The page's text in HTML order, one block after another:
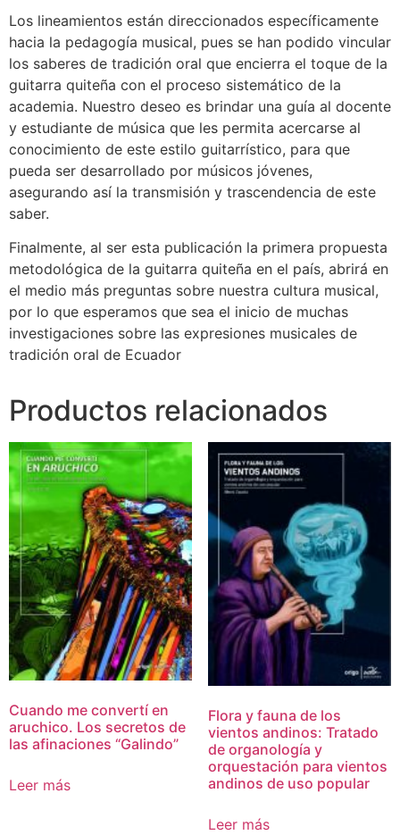
Los lineamientos están direccionados específicamente
hacia la pedagogía musical, pues se han podido vincular
los saberes de tradición oral que encierra el toque de la
guitarra quiteña con el proceso sistemático de la
academia. Nuestro deseo es brindar una guía al docente
y estudiante de música que les permita acercarse al
conocimiento de este estilo guitarrístico, para que
pueda ser desarrollado por músicos jóvenes,
asegurando así la transmisión y trascendencia de este
saber.
Finalmente, al ser esta publicación la primera propuesta
metodológica de la guitarra quiteña en el país, abrirá en
el medio más preguntas sobre nuestra cultura musical,
por lo que esperamos que sea el inicio de muchas
investigaciones sobre las expresiones musicales de
tradición oral de Ecuador
Productos relacionados
Cuando me convertí en
aruchico. Los secretos de
las afinaciones “Galindo”
Leer más
Flora y fauna de los
vientos andinos: Tratado
de organología y
orquestación para vientos
andinos de uso popular
Leer más